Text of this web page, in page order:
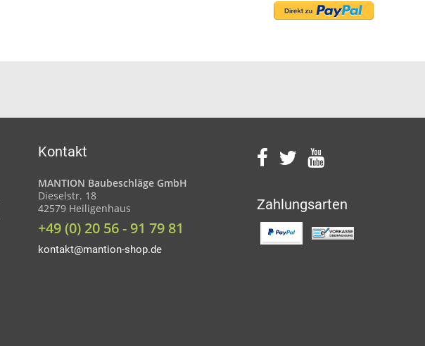
Kontakt
MANTION Baubeschläge GmbH
Dieselstr. 18
42579 Heiligenhaus
+49 (0) 20 56 - 91 79 81
kontakt@mantion-shop.de
Zahlungsarten